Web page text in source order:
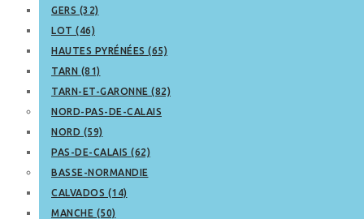
GERS (32)
LOT (46)
HAUTES PYRÉNÉES (65)
TARN (81)
TARN-ET-GARONNE (82)
NORD-PAS-DE-CALAIS
NORD (59)
PAS-DE-CALAIS (62)
BASSE-NORMANDIE
CALVADOS (14)
MANCHE (50)